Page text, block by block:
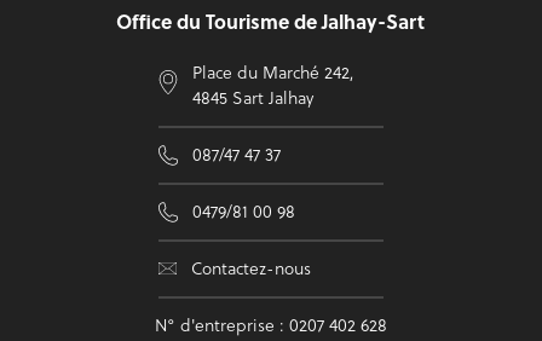
Office du Tourisme de Jalhay-Sart
Place du Marché 242,
4845 Sart Jalhay
087/47 47 37
0479/81 00 98
Contactez-nous
N° d'entreprise : 0207 402 628